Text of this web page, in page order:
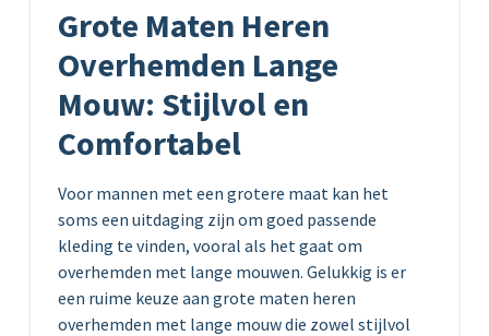
Grote Maten Heren
Overhemden Lange
Mouw: Stijlvol en
Comfortabel
Voor mannen met een grotere maat kan het
soms een uitdaging zijn om goed passende
kleding te vinden, vooral als het gaat om
overhemden met lange mouwen. Gelukkig is er
een ruime keuze aan grote maten heren
overhemden met lange mouw die zowel stijlvol